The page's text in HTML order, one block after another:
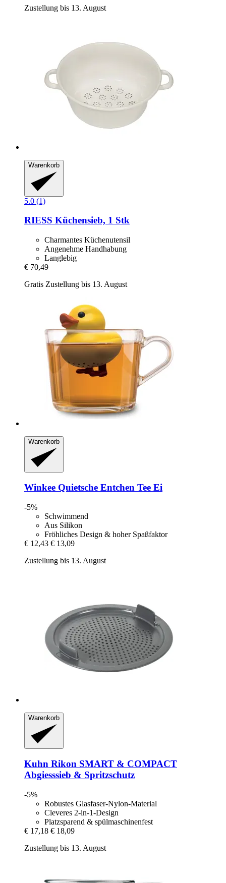
Zustellung bis 13. August
Warenkorb
5.0 (1)
RIESS Küchensieb, 1 Stk
Charmantes Küchenutensil
Angenehme Handhabung
Langlebig
€ 70,49
Gratis Zustellung bis 13. August
Warenkorb
Winkee Quietsche Entchen Tee Ei
-5%
Schwimmend
Aus Silikon
Fröhliches Design & hoher Spaßfaktor
€ 12,43 € 13,09
Zustellung bis 13. August
Warenkorb
Kuhn Rikon SMART & COMPACT
Abgiesssieb & Spritzschutz
-5%
Robustes Glasfaser-Nylon-Material
Cleveres 2-in-1-Design
Platzsparend & spülmaschinenfest
€ 17,18 € 18,09
Zustellung bis 13. August